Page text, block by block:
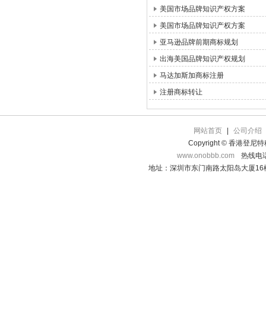
美国市场品牌知识产权方案
美国市场品牌知识产权方案
亚马逊品牌前期商标规划
出海美国品牌知识产权规划
马达加斯加商标注册
注册商标转让
网站首页
公司介绍
Copyright © 香港登尼特
www.onobbb.com
热线电
地址：深圳市东门南路太阳岛大厦